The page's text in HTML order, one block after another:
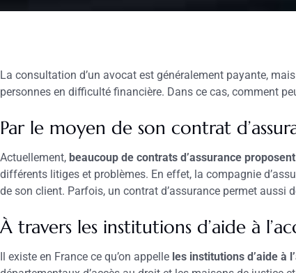
La consultation d’un avocat est généralement payante,
personnes en difficulté financière. Dans ce cas, comment
Par le moyen de son contrat
Actuellement, beaucoup de contrats d’assurance
différents litiges et problèmes. En effet, la compagnie
de son client. Parfois, un contrat d’assurance permet aussi
À travers les institutions d’aide à
Il existe en France ce qu’on appelle les institutions d’aide à